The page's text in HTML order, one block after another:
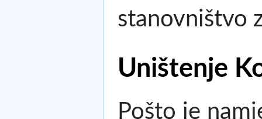
stanovništvo
Uništenje
Pošto je